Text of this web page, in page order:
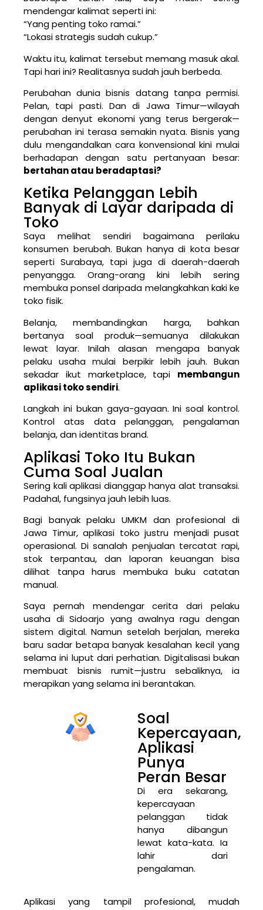
mendengar kalimat seperti ini:
“Yang penting toko ramai.”
“Lokasi strategis sudah cukup.”
Waktu itu, kalimat tersebut memang masuk akal.
Tapi hari ini? Realitasnya sudah jauh berbeda.
Perubahan dunia bisnis datang tanpa permisi.
Pelan, tapi pasti. Dan di Jawa Timur—wilayah
dengan denyut ekonomi yang terus bergerak—
perubahan ini terasa semakin nyata. Bisnis yang
dulu mengandalkan cara konvensional kini mulai
berhadapan dengan satu pertanyaan besar:
bertahan atau beradaptasi?
Ketika Pelanggan Lebih
Banyak di Layar daripada di
Toko
Saya melihat sendiri bagaimana perilaku
konsumen berubah. Bukan hanya di kota besar
seperti Surabaya, tapi juga di daerah-daerah
penyangga. Orang-orang kini lebih sering
membuka ponsel daripada melangkahkan kaki ke
toko fisik.
Belanja, membandingkan harga, bahkan
bertanya soal produk—semuanya dilakukan
lewat layar. Inilah alasan mengapa banyak
pelaku usaha mulai berpikir lebih jauh. Bukan
sekadar ikut marketplace, tapi membangun
aplikasi toko sendiri.
Langkah ini bukan gaya-gayaan. Ini soal kontrol.
Kontrol atas data pelanggan, pengalaman
belanja, dan identitas brand.
Aplikasi Toko Itu Bukan
Cuma Soal Jualan
Sering kali aplikasi dianggap hanya alat transaksi.
Padahal, fungsinya jauh lebih luas.
Bagi banyak pelaku UMKM dan profesional di
Jawa Timur, aplikasi toko justru menjadi pusat
operasional. Di sanalah penjualan tercatat rapi,
stok terpantau, dan laporan keuangan bisa
dilihat tanpa harus membuka buku catatan
manual.
Saya pernah mendengar cerita dari pelaku
usaha di Sidoarjo yang awalnya ragu dengan
sistem digital. Namun setelah berjalan, mereka
baru sadar betapa banyak kesalahan kecil yang
selama ini luput dari perhatian. Digitalisasi bukan
membuat bisnis rumit—justru sebaliknya, ia
merapikan yang selama ini berantakan.
Soal
Kepercayaan,
Aplikasi
Punya
Peran Besar
Di era sekarang,
kepercayaan
pelanggan tidak
hanya dibangun
lewat kata-kata. Ia
lahir dari
pengalaman.
Aplikasi yang tampil profesional, mudah